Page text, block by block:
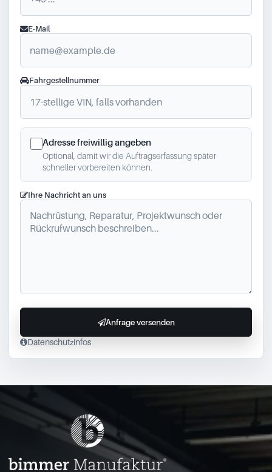
E-Mail
Fahrgestellnummer
Adresse freiwillig angeben
Optional, damit wir die Auftragserfassung später
schneller vorbereiten können.
Ihre Nachricht an uns
Datenschutzinfos
Anfrage versenden